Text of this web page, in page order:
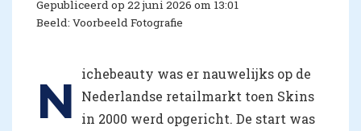
Gepubliceerd op 22 juni 2026 om 13:01
Beeld: Voorbeeld Fotografie
N
ichebeauty was er nauwelijks op de
Nederlandse retailmarkt toen Skins
in 2000 werd opgericht. De start was